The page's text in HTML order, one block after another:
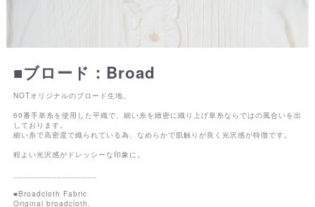
■ブロード：Broad
NOTオリジナルのブロード生地。
60番手単糸を使用した平織で、細い糸を緻密に織り上げ単糸ならではの風合いを出
しております。
細い糸で高密度で織られている為、なめらかで肌触りが良く光沢感が特徴です。
程よい光沢感がドレッシーな印象に。
■Broadcloth Fabric
Original broadcloth.